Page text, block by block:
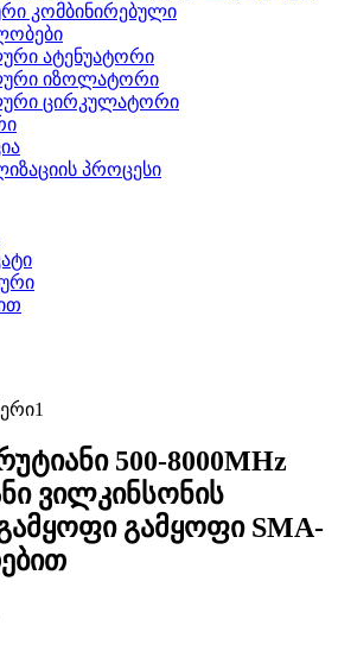
კომბინირებული
ატენუატორი
იზოლატორი
ცირკულატორი
პროცესი
500-8000MHz
ვილკინსონის
გამყოფი SMA-